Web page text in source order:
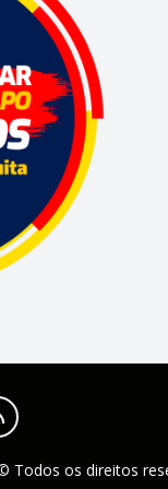
Todos os direitos